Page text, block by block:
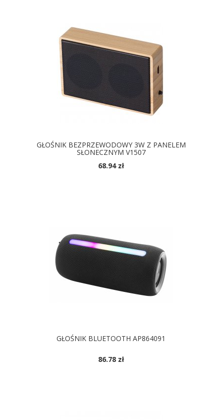
GŁOŚNIK BEZPRZEWODOWY 3W Z PANELEM
SŁONECZNYM V1507
68.94 zł
GŁOŚNIK BLUETOOTH AP864091
86.78 zł